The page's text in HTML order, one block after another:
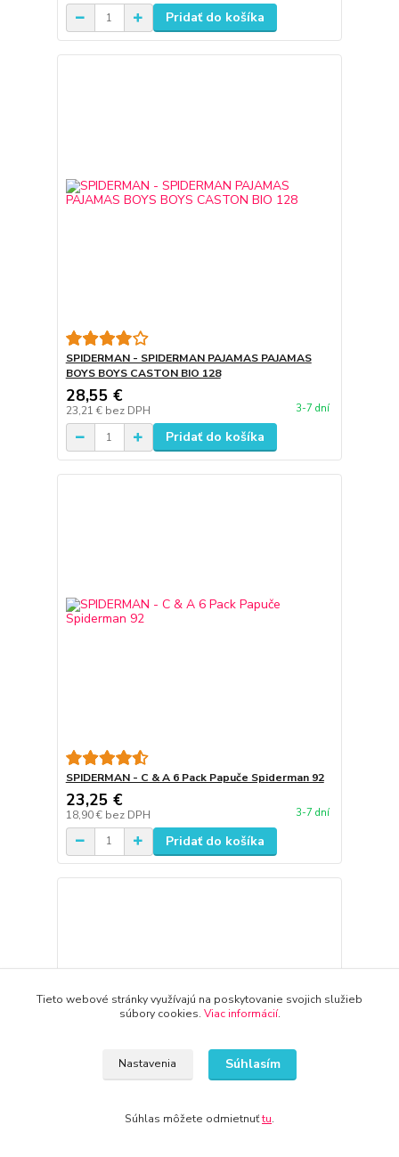
Pridať do košíka
SPIDERMAN - SPIDERMAN PAJAMAS PAJAMAS
BOYS BOYS CASTON BIO 128
28,55 €
23,21 € bez DPH 3-7 dní
Pridať do košíka
SPIDERMAN - C & A 6 Pack Papuče Spiderman 92
23,25 €
18,90 € bez DPH 3-7 dní
Pridať do košíka
Tieto webové stránky využívajú na poskytovanie svojich služieb
súbory cookies. Viac informácií.
Nastavenia Súhlasím
Súhlas môžete odmietnuťtu.